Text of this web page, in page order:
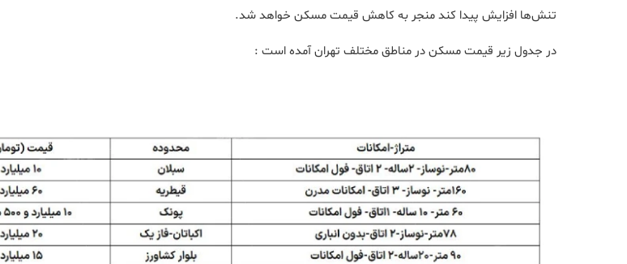
تنش‌ها افزایش پیدا کند منجر به کاهش قیمت مسکن خواهد شد.
در جدول زیر قیمت مسکن در مناطق مختلف تهران آمده است :